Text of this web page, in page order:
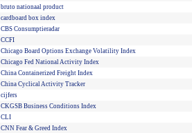
bruto nationaal product
cardboard box index
CBS Consumptieradar
CCFI
Chicago Board Options Exchange Volatility Index
Chicago Fed National Activity Index
China Containerized Freight Index
China Cyclical Activity Tracker
cijfers
CKGSB Business Conditions Index
CLI
CNN Fear & Greed Index